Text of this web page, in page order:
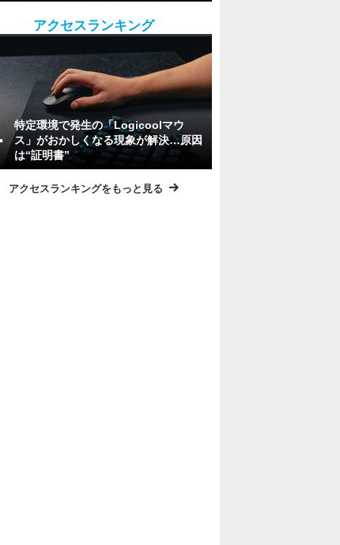
アクセスランキング
特定環境で発生の「Logicoolマウ
ス」がおかしくなる現象が解決…原因
は“証明書”
アクセスランキングをもっと見る